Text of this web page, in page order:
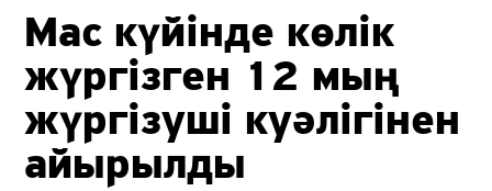
Мас күйінде көлік
жүргізген 12 мың
жүргізуші куәлігінен
айырылды